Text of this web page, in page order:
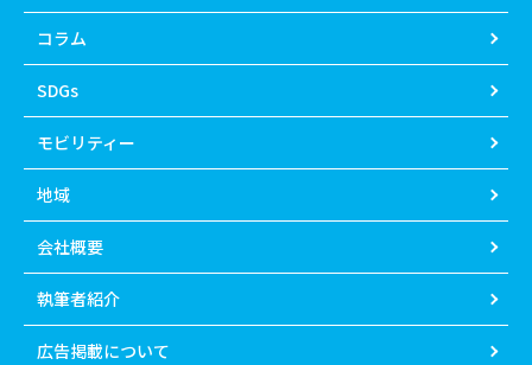
コラム
SDGs
モビリティー
地域
会社概要
執筆者紹介
広告掲載について